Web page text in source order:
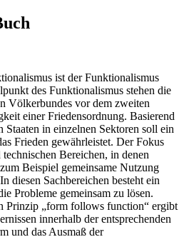
ist der Funktionalismus
des Funktionalismus stehen die
Völkerbundes vor dem zweiten
einer Friedensordnung. Basierend
Staaten in einzelnen Sektoren soll ein
Frieden gewährleistet. Der Fokus
Bereichen, in denen
Beispiel gemeinsame Nutzung
diesen Sachbereichen besteht ein
Probleme gemeinsam zu lösen.
Prinzip „form follows function“ ergibt
innerhalb der entsprechenden
und das Ausmaß der